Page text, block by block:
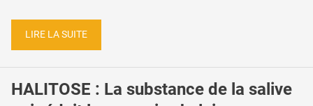
LIRE LA SUITE
HALITOSE : La substance de la salive